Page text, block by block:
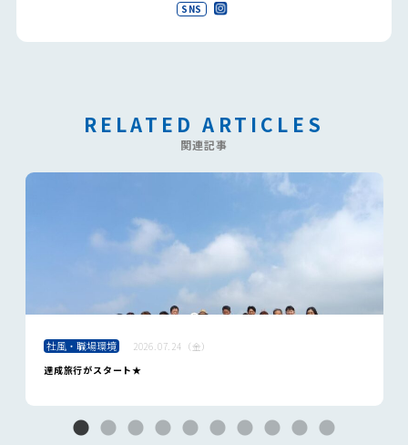
SNS
RELATED ARTICLES
関連記事
社風・職場環境
2026.07.24（金）
達成旅行がスタート★